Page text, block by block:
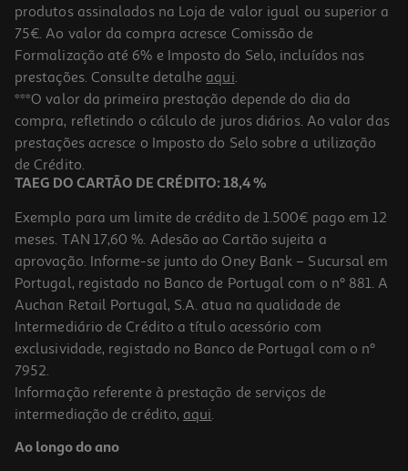
Auriculares True Wireless Qilive Q.1617 (bluetooth 5.4 Brancos)
9.99 €/un
9,99 €
Auriculares Tws In Ear Qilive 600158501 Anc Q1861 Branco
21.99 €/un
produtos assinalados na Loja de valor igual ou superior a
75€. Ao valor da compra acresce Comissão de
Formalização até 6% e Imposto do Selo, incluídos nas
prestações. Consulte detalhe aqui.
***O valor da primeira prestação depende do dia da
compra, refletindo o cálculo de juros diários. Ao valor das
prestações acresce o Imposto do Selo sobre a utilização
de Crédito.
TAEG DO CARTÃO DE CRÉDITO: 18,4 %
Exemplo para um limite de crédito de 1.500€ pago em 12
meses. TAN 17,60 %. Adesão ao Cartão sujeita a
aprovação. Informe-se junto do Oney Bank – Sucursal em
Portugal, registado no Banco de Portugal com o nº 881. A
Auchan Retail Portugal, S.A. atua na qualidade de
Intermediário de Crédito a título acessório com
exclusividade, registado no Banco de Portugal com o nº
7952.
Informação referente à prestação de serviços de
intermediação de crédito, aqui.
Ao longo do ano